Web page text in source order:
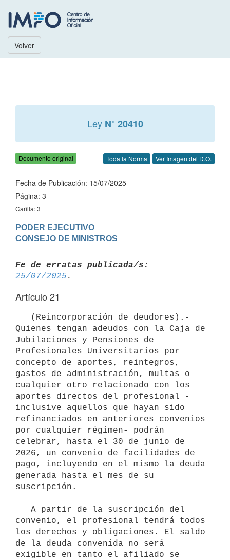
Volver
Ley N° 20410
Documento original Toda la Norma Ver Imagen del D.O.
Fecha de Publicación: 15/07/2025
Página: 3
Carilla: 3
PODER EJECUTIVO
Fe de erratas publicada/s:
25/07/2025
Artículo 21
Quienes tengan adeudos con la Caja de
Jubilaciones y Pensiones de
Profesionales Universitarios por
concepto de aportes, reintegros,
gastos de administración, multas o
cualquier otro relacionado con los
aportes directos del profesional -
inclusive aquellos que hayan sido
refinanciados en anteriores convenios
por cualquier régimen- podrán
celebrar, hasta el 30 de junio de
2026, un convenio de facilidades de
pago, incluyendo en el mismo la deuda
generada hasta el mes de su
suscripción.
convenio, el profesional tendrá todos
los derechos y obligaciones. El saldo
de la deuda convenida no será
exigible en tanto el afiliado se